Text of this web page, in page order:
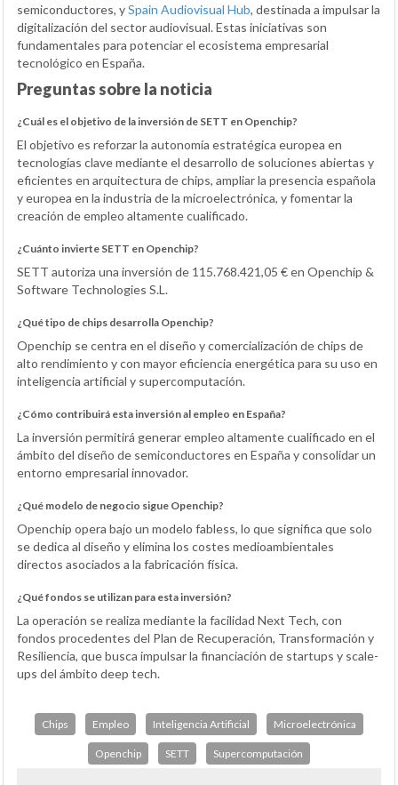
semiconductores, ySpain Audiovisual Hub, destinada a impulsar la
digitalización del sector audiovisual. Estas iniciativas son
fundamentales para potenciar el ecosistema empresarial
tecnológico en España.
Preguntas sobre la noticia
¿Cuál es el objetivo de la inversión de SETT en Openchip?
El objetivo es reforzar la autonomía estratégica europea en
tecnologías clave mediante el desarrollo de soluciones abiertas y
eficientes en arquitectura de chips, ampliar la presencia española
y europea en la industria de la microelectrónica, y fomentar la
creación de empleo altamente cualificado.
¿Cuánto invierte SETT en Openchip?
SETT autoriza una inversión de 115.768.421,05 € en Openchip &
Software Technologies S.L.
¿Qué tipo de chips desarrolla Openchip?
Openchip se centra en el diseño y comercialización de chips de
alto rendimiento y con mayor eficiencia energética para su uso en
inteligencia artificial y supercomputación.
¿Cómo contribuirá esta inversión al empleo en España?
La inversión permitirá generar empleo altamente cualificado en el
ámbito del diseño de semiconductores en España y consolidar un
entorno empresarial innovador.
¿Qué modelo de negocio sigue Openchip?
Openchip opera bajo un modelo fabless, lo que significa que solo
se dedica al diseño y elimina los costes medioambientales
directos asociados a la fabricación física.
¿Qué fondos se utilizan para esta inversión?
La operación se realiza mediante la facilidad Next Tech, con
fondos procedentes del Plan de Recuperación, Transformación y
Resiliencia, que busca impulsar la financiación de startups y scale-
ups del ámbito deep tech.
Chips Empleo Inteligencia Artificial Microelectrónica
Openchip SETT Supercomputación